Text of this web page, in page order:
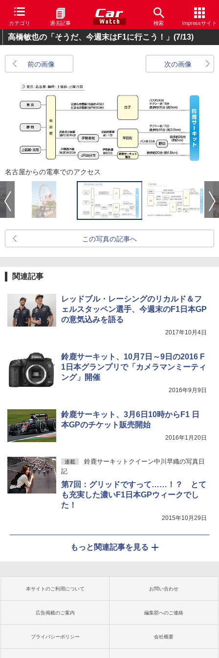
カテゴリ 過去記事 検索 Impressサイト
高橋敏也の「そうだ、今週末はF1に行こう！」 (7/13)
前の画像 次の画像
名古屋からの電車でのアクセス
この写真の記事へ
関連記事
レッドブル・レーシングのリカルド＆フ
ェルスタッペン選手、今週末のF1日本GP
の意気込みを語る
2017年10月4日
鈴鹿サーキット、10月7日～9日の2016 F
1日本グランプリで「カメラマンミーティ
ング」開催
2016年9月9日
鈴鹿サーキット、3月6日10時からF1 日
本GPのチケット販売開始
2016年1月20日
連載
鈴鹿サーキットクイーン中川早織の写真日
記
第7回：グリッドですって……！？ とて
も充実した濃いF1日本GPウィークでし
た！
2015年10月29日
もっと関連記事を見る
本サイトのご利用について お問い合わせ
広告掲載のご案内 編集部へのご連絡
プライバシーポリシー 会社概要